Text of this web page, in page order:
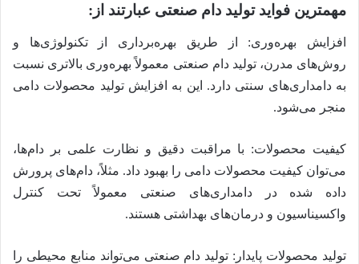
مهمترین فواید تولید دام صنعتی عبارتند از:
افزایش بهره‌وری: از طریق بهره‌برداری از تکنولوژی‌ها و
روش‌های مدرن، تولید دام صنعتی معمولاً بهره‌وری بالاتری نسبت
به دامداری‌های سنتی دارد. این به افزایش تولید محصولات دامی
منجر می‌شود.
کیفیت محصولات: با مراقبت دقیق و نظارت علمی بر دام‌ها،
می‌توان کیفیت محصولات دامی را بهبود داد. مثلاً، دام‌های پرورش
داده شده در دامداری‌های صنعتی معمولاً تحت کنترل
واکسیناسیون و درمان‌های بهداشتی هستند.
تولید محصولات پایدار: تولید دام صنعتی می‌تواند منابع محیطی را